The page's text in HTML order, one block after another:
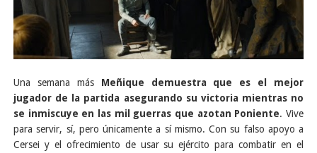
Una semana más Meñique demuestra que es el mejor
jugador de la partida asegurando su victoria mientras no
se inmiscuye en las mil guerras que azotan Poniente. Vive
para servir, sí, pero únicamente a sí mismo. Con su falso apoyo a
Cersei y el ofrecimiento de usar su ejército para combatir en el